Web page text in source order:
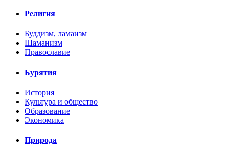
Религия
Буддизм, ламаизм
Шаманизм
Православие
Бурятия
История
Культура и общество
Образование
Экономика
Природа